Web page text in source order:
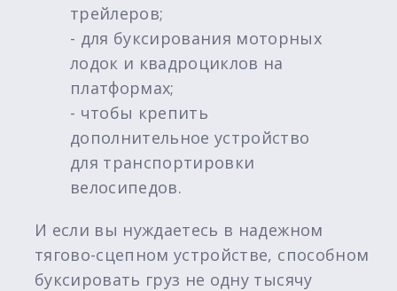
трейлеров;
- для буксирования моторных
лодок и квадроциклов на
платформах;
- чтобы крепить
дополнительное устройство
для транспортировки
велосипедов.
И если вы нуждаетесь в надежном
тягово-сцепном устройстве, способном
буксировать груз не одну тысячу